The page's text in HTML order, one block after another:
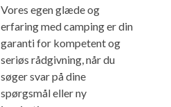
Vores egen glæde og
erfaring med camping er din
garanti for kompetent og
seriøs rådgivning, når du
søger svar på dine
spørgsmål eller ny